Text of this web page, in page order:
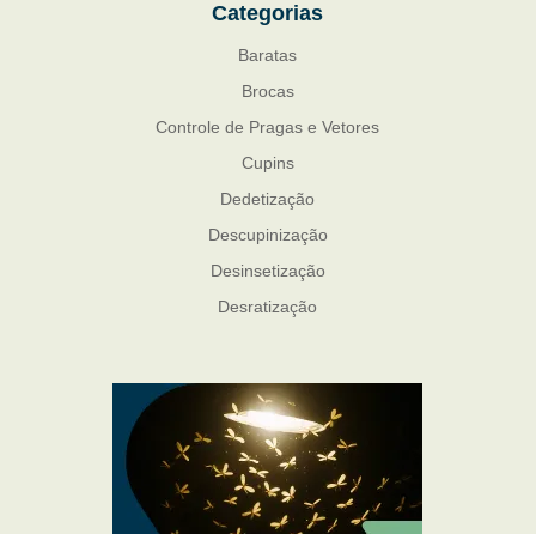
Categorias
Baratas
Brocas
Controle de Pragas e Vetores
Cupins
Dedetização
Descupinização
Desinsetização
Desratização
Mosquito Mist
Mosquitos
Percevejo de Cama
Pulgas e Carrapatos
Ratos